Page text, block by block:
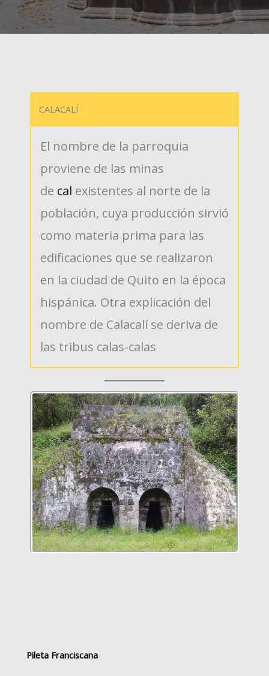
CALACALÍ
El nombre de la parroquia
proviene de las minas
de cal existentes al norte de la
población, cuya producción sirvió
como materia prima para las
edificaciones que se realizaron
en la ciudad de Quito en la época
hispánica. Otra explicación del
nombre de Calacalí se deriva de
las tribus calas-calas
Pileta Franciscana